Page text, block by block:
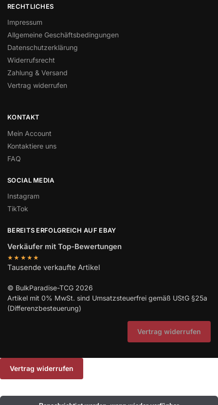
RECHTLICHES
Impressum
Allgemeine Geschäftsbedingungen
Datenschutzerklärung
Widerrufsrecht
Zahlung & Versand
Vertrag widerrufen
KONTAKT
Mein Account
Kontaktiere uns
FAQ
SOCIAL MEDIA
Instagram
TikTok
BEREITS ERFOLGREICH AUF EBAY
Verkäufer mit Top-Bewertungen
★★★★★
Tausende verkaufte Artikel
© BulkParadise-TCG 2026
Artikel mit 0% MwSt. sind Umsatzsteuerfrei gemäß UStG §25a
(Differenzbesteuerung)
Vertrag widerrufen
Vertrag widerrufen